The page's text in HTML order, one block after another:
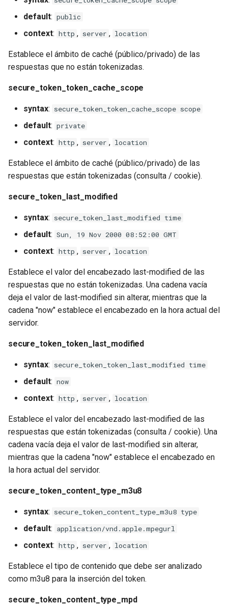
GitHub
nsq
openidc
openssl
prettycjson
pubsub
qless-web
qless
rack
radixtree
redis-connector
redis-ratelimit
redis-util
repl
reqargs
requests
riak
router
rsa
scrypt
default: public
context: http , server , location
Establece el ámbito de caché (público/privado) de las
respuestas que no están tokenizadas.
secure_token_token_cache_scope
syntax: secure_token_token_cache_scope scope
default: private
context: http , server , location
Establece el ámbito de caché (público/privado) de las
respuestas que están tokenizadas (consulta / cookie).
secure_token_last_modified
syntax: secure_token_last_modified time
default: Sun, 19 Nov 2000 08:52:00 GMT
context: http , server , location
Establece el valor del encabezado last-modified de las
respuestas que no están tokenizadas. Una cadena vacía
deja el valor de last-modified sin alterar, mientras que la
cadena "now" establece el encabezado en la hora actual del
servidor.
secure_token_token_last_modified
syntax: secure_token_token_last_modified time
default: now
context: http , server , location
Establece el valor del encabezado last-modified de las
respuestas que están tokenizadas (consulta / cookie). Una
cadena vacía deja el valor de last-modified sin alterar,
mientras que la cadena "now" establece el encabezado en
la hora actual del servidor.
secure_token_content_type_m3u8
syntax: secure_token_content_type_m3u8 type
default: application/vnd.apple.mpegurl
context: http , server , location
Establece el tipo de contenido que debe ser analizado
como m3u8 para la inserción del token.
secure_token_content_type_mpd